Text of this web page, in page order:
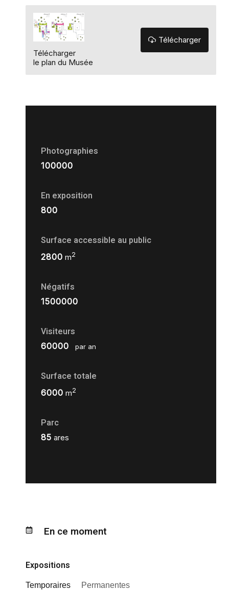
Télécharger
le plan du Musée
Télécharger
Photographies
100000
En exposition
800
Surface accessible au public
2800 m2
Négatifs
1500000
Visiteurs
60000 par an
Surface totale
6000 m2
Parc
85 ares
En ce moment
Expositions
Temporaires Permanentes